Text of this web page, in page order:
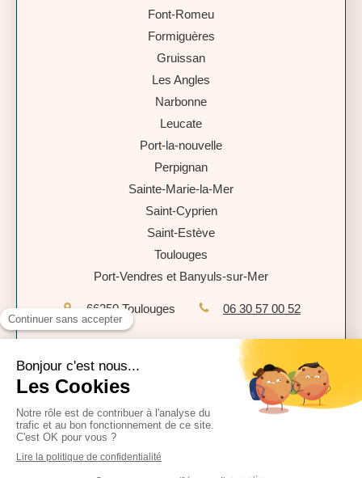
Font-Romeu
Formiguères
Gruissan
Les Angles
Narbonne
Leucate
Port-la-nouvelle
Perpignan
Sainte-Marie-la-Mer
Saint-Cyprien
Saint-Estève
Toulouges
Port-Vendres et Banyuls-sur-Mer
66350 Toulouges 06 30 57 00 52
Mentions légales
Politique de confidentialité
CGU